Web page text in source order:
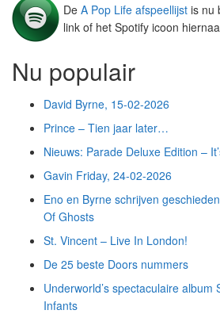
De A Pop Life afspeellijst is nu
link of het Spotify icoon
Nu populair
David Byrne, 15-02-2026
Prince – Tien jaar later…
Nieuws: Parade Deluxe Edition –
Gavin Friday, 24-02-2026
Eno en Byrne schrijven
Of Ghosts
St. Vincent – Live In London!
De 25 beste Doors nummers
Underworld’s spectaculaire
Infants